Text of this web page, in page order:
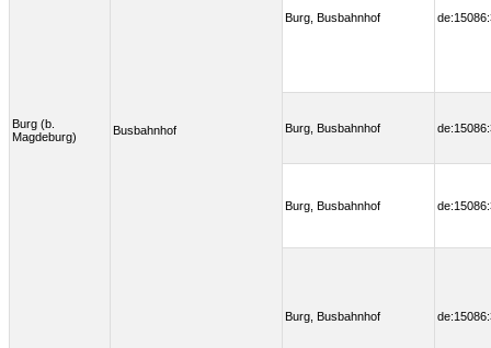
Burg (b.
Magdeburg)
Busbahnhof
Burg, Busbahnhof
Burg, Busbahnhof
Burg, Busbahnhof
Burg, Busbahnhof